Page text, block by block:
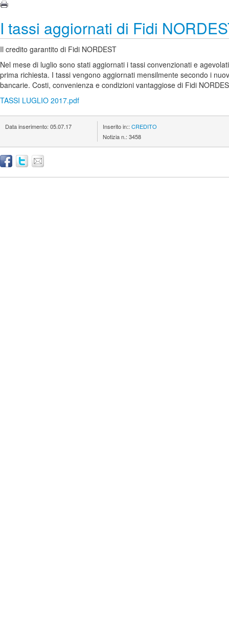
I tassi aggiornati di Fidi
Il credito garantito di Fidi NORDEST
Nel mese di luglio sono stati aggiornati i tassi convenzionati e
prima richiesta. I tassi vengono aggiornati mensilmente secondo i
bancarie. Costi, convenienza e condizioni vantaggiose di Fidi
TASSI LUGLIO 2017.pdf
Data inserimento: 05.07.17 Inserito in:: CREDITO
Notizia n.: 3458